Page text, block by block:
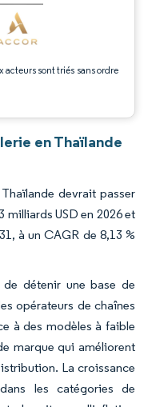
sont triés sans ordre
en Thaïlande
devrait passer
milliards USD en 2026 et
à un CAGR de 8,13 %
détenir une base de
opérateurs de chaînes
à des modèles à faible
marque qui améliorent
La croissance
les catégories de